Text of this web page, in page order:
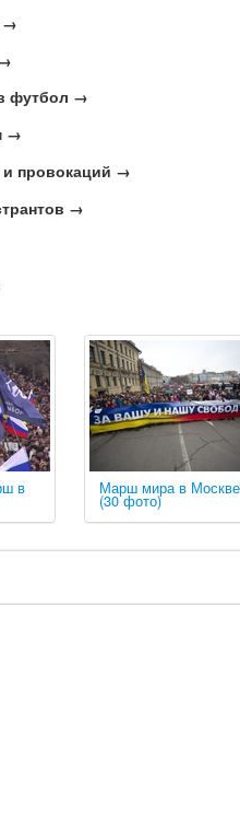
→
футбол →
→
и провокаций →
→
в Марш мира в Москве
(30 фото)